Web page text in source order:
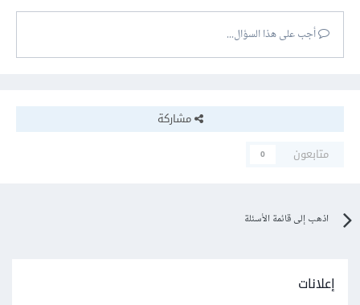
أجب على هذا السؤال...
مشاركة
متابعون
0
اذهب إلى قائمة الأسئلة
إعلانات